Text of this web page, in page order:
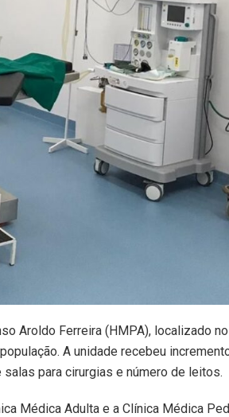
Aroldo Ferreira (HMPA), localizado
A unidade recebeu
para cirurgias e número de leitos.
Médica Adulta e a Clínica Médica